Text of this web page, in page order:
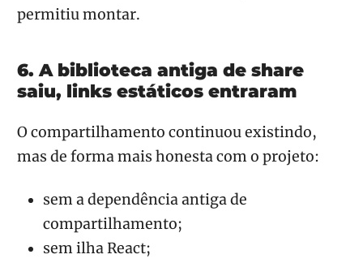
permitiu montar.
6. A biblioteca antiga de share
saiu, links estáticos entraram
O compartilhamento continuou existindo,
mas de forma mais honesta com o projeto:
sem a dependência antiga de
compartilhamento;
sem ilha React;